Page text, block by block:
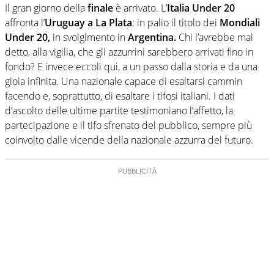
Il gran giorno dellafinale è arrivato. L’Italia Under 20
affronta l’Uruguay a La Plata: in palio il titolo dei Mondiali
Under 20, in svolgimento inArgentina. Chi l’avrebbe mai
detto, alla vigilia, che gli azzurrini sarebbero arrivati fino in
fondo? E invece eccoli qui, a un passo dalla storia e da una
gioia infinita. Una nazionale capace di esaltarsi cammin
facendo e, soprattutto, di esaltare i tifosi italiani. I dati
d’ascolto delle ultime partite testimoniano l’affetto, la
partecipazione e il tifo sfrenato del pubblico, sempre più
coinvolto dalle vicende della nazionale azzurra del futuro.